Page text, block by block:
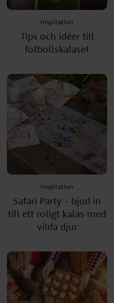
Inspiration
Tips och idéer till
fotbollskalaset
Inspiration
Safari Party - bjud in
till ett roligt kalas med
vilda djur